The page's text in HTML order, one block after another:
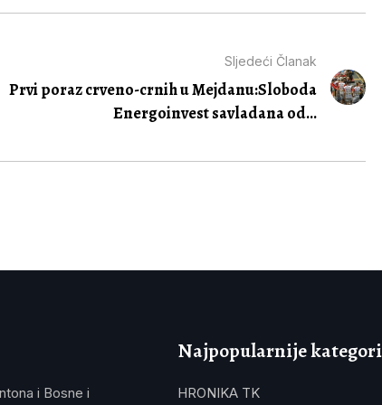
Sljedeći Članak
Prvi poraz crveno-crnih u Mejdanu:Sloboda
Energoinvest savladana od...
i Bosne i
Najpopularnije
HRONIKA TK